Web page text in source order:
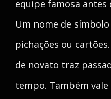
equipe famosa antes
Um nome de
pichações ou
de novato traz
tempo. Também